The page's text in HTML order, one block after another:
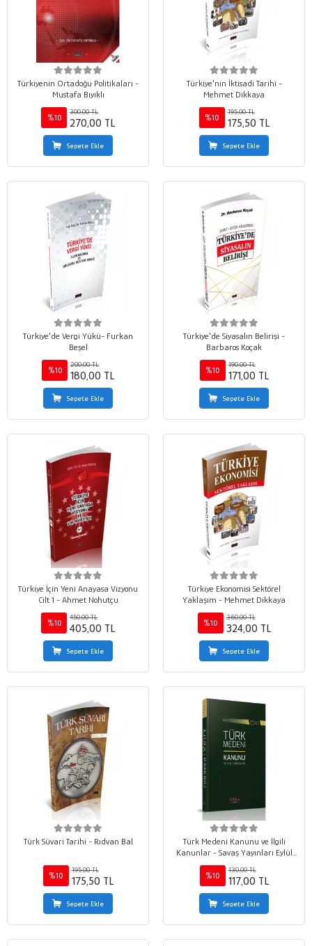
Türkiyenin Ortadoğu Politikaları -
Mustafa Bıyıklı
%10
300,00 TL
270,00 TL
Sepete Ekle
Türkiye'nin İktisadi Tarihi -
Mehmet Dikkaya
%10
195,00 TL
175,50 TL
Sepete Ekle
Türkiye'de Vergi Yükü- Furkan
Beşel
%10
200,00 TL
180,00 TL
Sepete Ekle
Türkiye'de Siyasalın Belirişi -
Barbaros Koçak
%10
190,00 TL
171,00 TL
Sepete Ekle
Türkiye İçin Yeni Anayasa Vizyonu
Cilt 1 - Ahmet Nohutçu
%10
450,00 TL
405,00 TL
Sepete Ekle
Türkiye Ekonomisi Sektörel
Yaklaşım - Mehmet Dikkaya
%10
360,00 TL
324,00 TL
Sepete Ekle
Türk Süvari Tarihi - Rıdvan Bal
%10
195,00 TL
175,50 TL
Sepete Ekle
Türk Medeni Kanunu ve İlgili
Kanunlar - Savaş Yayınları Eylül
2021
%10
130,00 TL
117,00 TL
Sepete Ekle